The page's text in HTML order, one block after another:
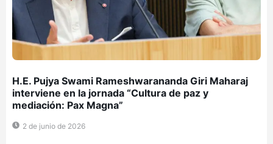
H.E. Pujya Swami Rameshwarananda Giri Maharaj
interviene en la jornada “Cultura de paz y
mediación: Pax Magna”
2 de junio de 2026